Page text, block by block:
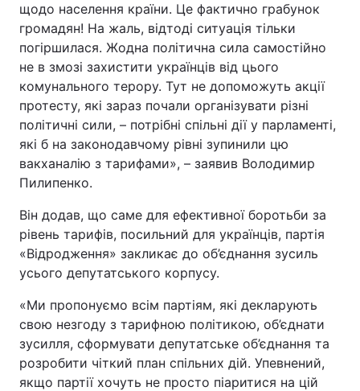
щодо населення країни. Це фактично грабунок
громадян! На жаль, відтоді ситуація тільки
погіршилася. Жодна політична сила самостійно
не в змозі захистити українців від цього
комунального терору. Тут не допоможуть акції
протесту, які зараз почали організувати різні
політичні сили, – потрібні спільні дії у парламенті,
які б на законодавчому рівні зупинили цю
вакханалію з тарифами», – заявив Володимир
Пилипенко.
Він додав, що саме для ефективної боротьби за
рівень тарифів, посильний для українців, партія
«Відродження» закликає до об’єднання зусиль
усього депутатського корпусу.
«Ми пропонуємо всім партіям, які декларують
свою незгоду з тарифною політикою, об’єднати
зусилля, сформувати депутатське об’єднання та
розробити чіткий план спільних дій. Упевнений,
якщо партії хочуть не просто піаритися на цій